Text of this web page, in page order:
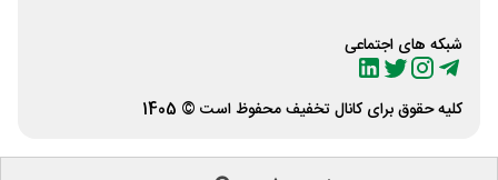
شبکه های اجتماعی
کلیه حقوق برای کانال تخفیفمحفوظ است © 1405